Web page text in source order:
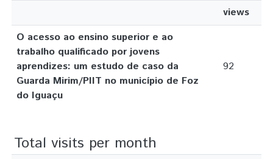
views
O acesso ao ensino superior e ao
trabalho qualificado por jovens
aprendizes: um estudo de caso da
Guarda Mirim/PIIT no município de Foz
do Iguaçu
92
Total visits per month